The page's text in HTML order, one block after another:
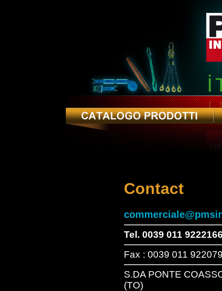
Contact
Tel. 0039 011
Fax : 0039 011
S.DA PONTE
(TO)